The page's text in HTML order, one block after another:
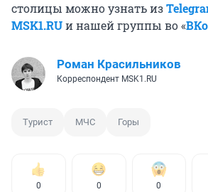
столицы можно узнать из
MSK1.RUи нашей группы во «
Роман Красильников
Корреспондент MSK1.RU
Турист МЧС Горы
0 0 0